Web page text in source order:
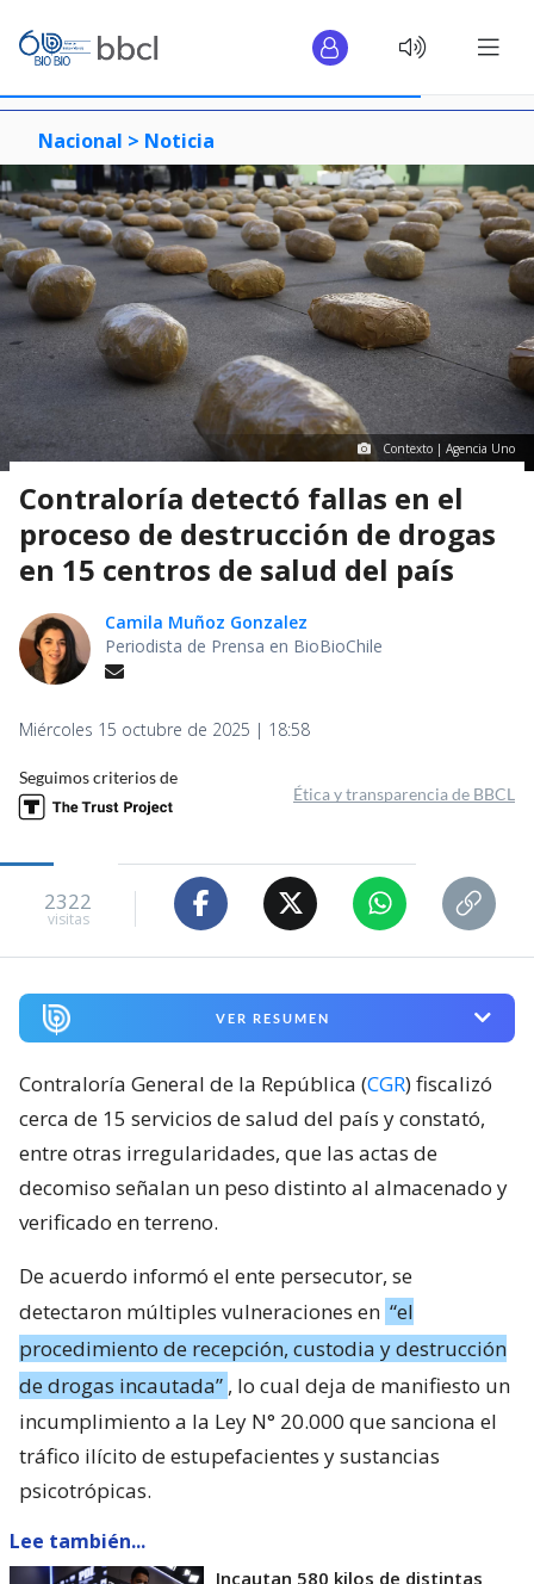
Nacional > Noticia
Contexto | Agencia Uno
Contraloría detectó fallas en el
proceso de destrucción de drogas
en 15 centros de salud del país
Camila Muñoz Gonzalez
Periodista de Prensa en BioBioChile
Miércoles 15 octubre de 2025 | 18:58
Seguimos criterios de
Ética y transparencia de BBCL
2322
visitas
VER RESUMEN
Contraloría General de la República (CGR) fiscalizó
cerca de 15 servicios de salud del país y constató,
entre otras irregularidades, que las actas de
decomiso señalan un peso distinto al almacenado y
verificado en terreno.
De acuerdo informó el ente persecutor, se
detectaron múltiples vulneraciones en “el
procedimiento de recepción, custodia y destrucción
de drogas incautada” , lo cual deja de manifiesto un
incumplimiento a la Ley N° 20.000 que sanciona el
tráfico ilícito de estupefacientes y sustancias
psicotrópicas.
Lee también...
Incautan 580 kilos de distintas